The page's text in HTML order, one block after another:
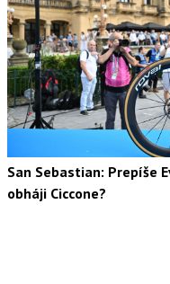
San Sebastian: Prepíše
obháji Ciccone?